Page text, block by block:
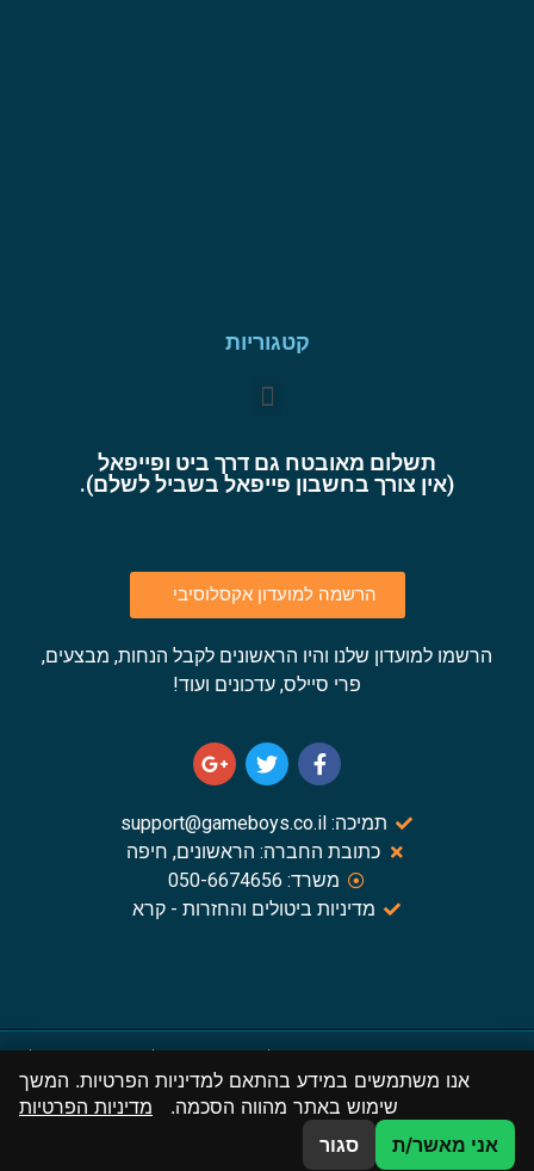
קטגוריות
תשלום מאובטח גם דרך ביט ופייפאל
(אין צורך בחשבון פייפאל בשביל לשלם).
הרשמה למועדון אקסלוסיבי
הרשמו למועדון שלנו והיו הראשונים לקבל הנחות, מבצעים,
פרי סיילס, עדכונים ועוד!
תמיכה: support@gameboys.co.il
כתובת החברה: הראשונים, חיפה
משרד: 050-6674656
מדיניות ביטולים והחזרות - קרא
שיווק משפיענים
כל הזכויות שמורות.
אנו מדגישים את הצורך לקרוא את תקנון החברה לפני ביצוע רכישות באתר.
אנו משתמשים במידע בהתאם למדיניות הפרטיות. המשך
שימוש באתר מהווה הסכמה. מדיניות הפרטיות
אני מאשר/ת
סגור